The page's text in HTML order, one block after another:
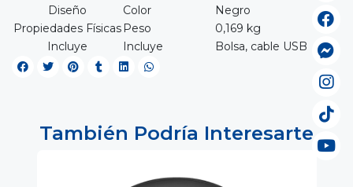
Diseño Color
Negro
Propiedades Físicas Peso
0,169 kg
Incluye
Incluye Bolsa, cable USB
También Podría Interesarte